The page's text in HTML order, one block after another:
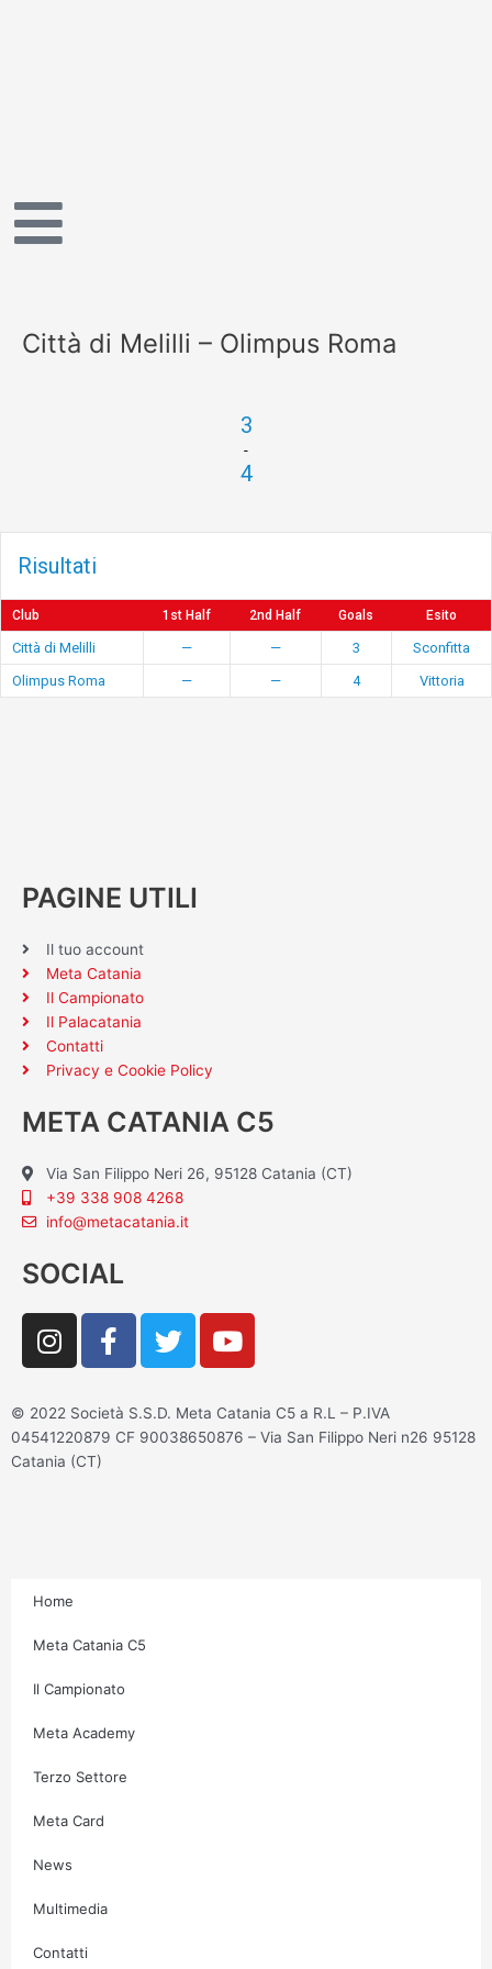
Città di Melilli – Olimpus Roma
3
-
4
Risultati
Club 1st Half 2nd Half Goals Esito
Città di Melilli — — 3
Sconfitta
Olimpus Roma
— — 4 Vittoria
PAGINE UTILI
Il tuo account
Meta Catania
Il Campionato
Il Palacatania
Contatti
Privacy e Cookie Policy
META CATANIA C5
Via San Filippo Neri 26, 95128 Catania (CT)
+39 338 908 4268
info@metacatania.it
SOCIAL
I
n
t
a
g
F
a
e
b
T
w
t
t
Y
o
t
u
© 2022 Società S.S.D. Meta Catania C5 a R.L – P.IVA
04541220879 CF 90038650876 – Via San Filippo Neri n26 95128
Catania (CT)
Home
Meta Catania C5
Il Campionato
Meta Academy
Terzo Settore
Meta Card
News
Multimedia
Contatti